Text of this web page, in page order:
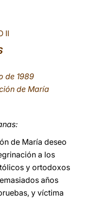
II
de 1989
de María
de María deseo
a los
y ortodoxos
años
y víctima